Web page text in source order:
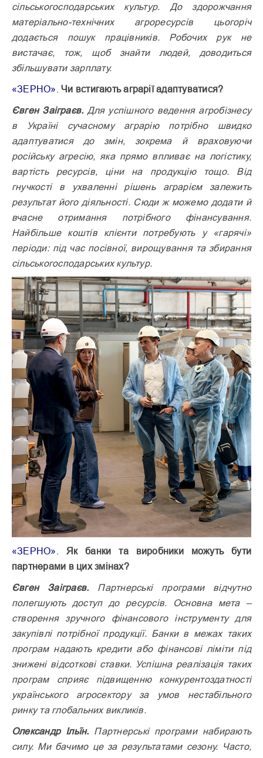
сільськогосподарських культур. До здорожчання
матеріа­ль­но-технічних агроресурсів цьогоріч
додається пошук працівників. Робочих рук не
вистачає, тож, щоб знайти людей, доводиться
збільшувати зарплату.
«ЗЕРНО».Чи встигають аграрії адаптуватися?
Євген Заіграєв. Для успішного ведення агробізнесу
в Україні сучасному аграрію потрібно швидко
адаптуватися до змін, зокрема й враховуючи
російську агресію, яка прямо впливає на логістику,
вартість ресурсів, ціни на продукцію тощо. Від
гнучкості в ухваленні рішень аграрієм залежить
результат його діяльності. Сюди ж можемо додати й
вчасне отримання потрібного фінансування.
Найбільше коштів клієнти потребують у «гарячі»
періоди: під час посівної, вирощування та збирання
сільськогосподарських культур.
«ЗЕРНО».
Як банки та виробники можуть бути
партнерами в цих змінах?
Євген Заіграєв. Партнерські програми відчутно
полегшують доступ до ресурсів. Основна мета –
створення зручного фінансового інструменту для
закупівлі потрібної продукції. Банки в межах таких
програм надають кредити або фінансові ліміти під
знижені відсоткові ставки. Успішна реалізація таких
прог­рам сприяє підвищенню конкурентоздатності
українського агросектору за умов нестабільного
ринку та глобальних викликів.
Олександр Ільїн. Партнерські програми набирають
силу. Ми бачимо це за результатами сезону. Часто,